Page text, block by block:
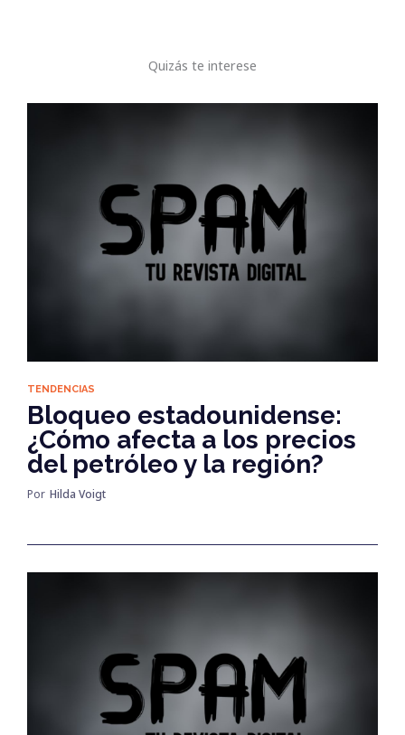
Quizás te interese
TENDENCIAS
Bloqueo estadounidense:
¿Cómo afecta a los precios
del petróleo y la región?
Por Hilda Voigt